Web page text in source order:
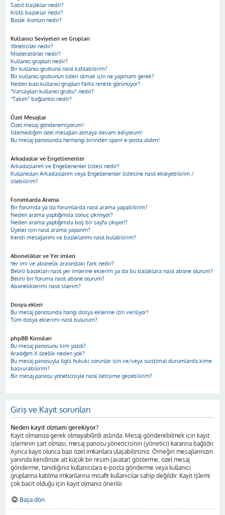
Sabit başlıklar nedir?
Kilitli başlıklar nedir?
Başlık ikonları nedir?
Kullanıcı Seviyeleri ve Grupları
Yöneticiler nedir?
Moderatörler nedir?
Kullanıcı grupları nedir?
Bir kullanıcı grubuna nasıl katılabilirim?
Bir kullanıcı grubunun lideri olmak için ne yapmam gerek?
Neden bazı kullanıcı grupları farklı renkte görünüyor?
“Varsayılan kullanıcı grubu” nedir?
“Takım” bağlantısı nedir?
Özel Mesajlar
Özel mesaj gönderemiyorum!
İstemediğim özel mesajları almaya devam ediyorum!
Bu mesaj panosunda herhangi birinden spam e-posta aldım!
Arkadaşlar ve Engellenenler
Arkadaşlarım ve Engellenenler listesi nedir?
Kullanıcıları Arkadaşlarım veya Engellenenler listesine nasıl ekleyebilirim /
silebilirim?
Forumlarda Arama
Bir forumda ya da forumlarda nasıl arama yapabilirim?
Neden arama yaptığımda sonuç çıkmıyor?
Neden arama yaptığımda boş bir sayfa çıkıyor!?
Üyeler için nasıl arama yaparım?
Kendi mesajlarımı ve başlıklarımı nasıl bulabilirim?
Abonelikler ve Yer imleri
Yer imi ve abonelik arasındaki fark nedir?
Belirli başlıkları nasıl yer imlerine eklerim ya da bu başlıklara nasıl abone olurum?
Belirli bir foruma nasıl abone olurum?
Aboneliklerimi nasıl silerim?
Dosya ekleri
Bu mesaj panosunda hangi dosya eklerine izin veriliyor?
Tüm dosya eklerimi nasıl bulurum?
phpBB Konuları
Bu mesaj panosunu kim yazdı?
Aradığım X özellik neden yok?
Bu mesaj panosuyla ilgili hukuki sorunlar için ve/veya suistimal durumlarda kime
başvurabilirim?
Bir mesaj panosu yöneticisiyle nasıl iletişime geçebilirim?
Giriş ve Kayıt sorunları
Neden kayıt olmam gerekiyor?
Kayıt olmanıza gerek olmayabilirdi aslında. Mesaj gönderebilmek için kayıt
işleminin şart olması, mesaj panosu yöneticisinin (yönetici) kararına bağlıdır.
Ayrıca kayıt olunca bazı özel imkanlara ulaşabilirsiniz. Örneğin mesajlarınızın
yanında kendinize ait küçük bir resim (avatar) gösterme, özel mesaj
gönderme, tanıdığınız kullanıcılara e-posta gönderme veya kullanıcı
gruplarına katılma imkanlarına misafir kullanıcılar sahip değildir. Kayıt işlemi
çok basit olduğu için kayıt olmanız önerilir.
Başa dön